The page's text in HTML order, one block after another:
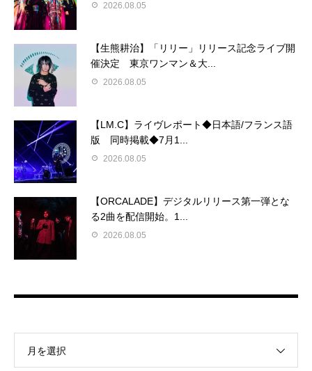
2026.08.05
【生熊耕治】「リリー」リリース記念ライブ開
催決定 東京ワンマン＆大...
2026.08.05
【LM.C】ライヴレポート◆日本語/フランス語
版 同時掲載◆7月1...
2026.08.05
【ORCALADE】デジタルリリース第一弾とな
る2曲を配信開始。1...
2026.08.05
月を選択